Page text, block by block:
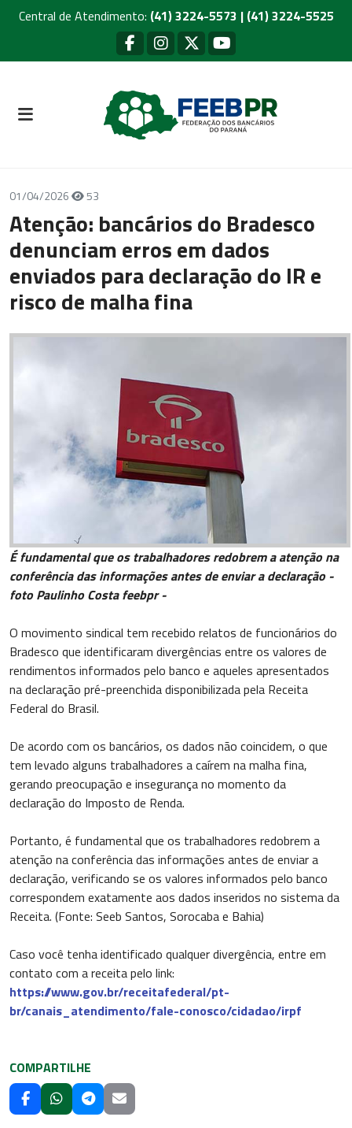
Central de Atendimento: (41) 3224-5573 | (41) 3224-5525
01/04/2026 53
Atenção: bancários do Bradesco
denunciam erros em dados
enviados para declaração do IR e
risco de malha fina
É fundamental que os trabalhadores redobrem a atenção na
conferência das informações antes de enviar a declaração -
foto Paulinho Costa feebpr -
O movimento sindical tem recebido relatos de funcionários do
Bradesco que identificaram divergências entre os valores de
rendimentos informados pelo banco e aqueles apresentados
na declaração pré-preenchida disponibilizada pela Receita
Federal do Brasil.
De acordo com os bancários, os dados não coincidem, o que
tem levado alguns trabalhadores a caírem na malha fina,
gerando preocupação e insegurança no momento da
declaração do Imposto de Renda.
Portanto, é fundamental que os trabalhadores redobrem a
atenção na conferência das informações antes de enviar a
declaração, verificando se os valores informados pelo banco
correspondem exatamente aos dados inseridos no sistema da
Receita. (Fonte: Seeb Santos, Sorocaba e Bahia)
Caso você tenha identificado qualquer divergência, entre em
contato com a receita pelo link:
https://www.gov.br/receitafederal/pt-
br/canais_atendimento/fale-conosco/cidadao/irpf
COMPARTILHE